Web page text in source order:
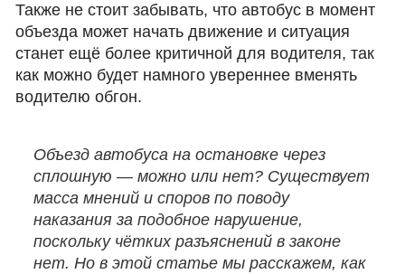
Также не стоит забывать, что автобус в момент
объезда может начать движение и ситуация
станет ещё более критичной для водителя, так
как можно будет намного увереннее вменять
водителю обгон.
Объезд автобуса на остановке через
сплошную — можно или нет? Существует
масса мнений и споров по поводу
наказания за подобное нарушение,
поскольку чётких разъяснений в законе
нет. Но в этой статье мы расскажем, как